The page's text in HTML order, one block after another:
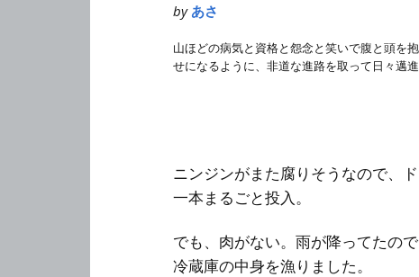
by あさ
山ほどの病気と資格と怨念と笑いで腹と頭を
せになるように、非道な進路を取って日々邁進
ニンジンがまた腐りそうなので、
一本まるごと投入。
でも、肉がない。雨が降ってたの
冷蔵庫の中身を漁りました。